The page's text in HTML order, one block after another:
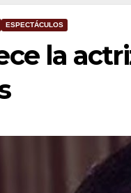
ESPECTÁCULOS
la